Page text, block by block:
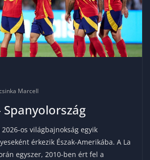
Marcell
Spanyolország
os világbajnokság egyik
érkezik Észak-Amerikába. A La
egyszer, 2010-ben ért fel a